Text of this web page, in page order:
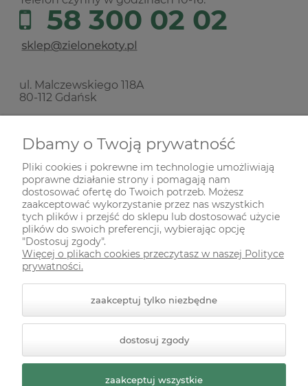
58 300 02 02
ul. Malczewskiego 118A
80-112 Gdańsk
SKŁADANIE ZAMÓWIEŃ
INFORMACJE
ODWIEDŹ NAS NA
Dbamy o Twoją prywatność
Pliki cookies i pokrewne im technologie umożliwiają
poprawne działanie strony i pomagają nam
dostosować ofertę do Twoich potrzeb. Możesz
zaakceptować wykorzystanie przez nas wszystkich
tych plików i przejść do sklepu lub dostosować użycie
plików do swoich preferencji, wybierając opcję
"Dostosuj zgody".
Więcej o plikach cookies przeczytasz w naszej Polityce
prywatności.
zaakceptuj tylko niezbędne
dostosuj zgody
zaakceptuj wszystkie